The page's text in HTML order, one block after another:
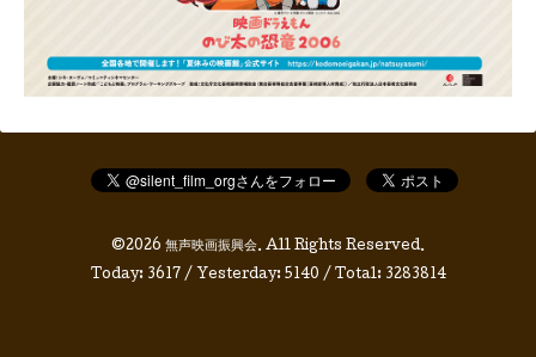
©2026 無声映画振興会. All Rights Reserved.
Today: 3617 / Yesterday: 5140 / Total: 3283814